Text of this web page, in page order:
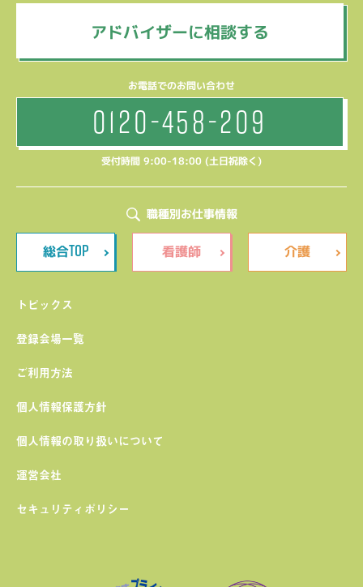
アドバイザーに相談する
お電話でのお問い合わせ
0120-458-209
受付時間 9:00-18:00 (土日祝除く)
職種別お仕事情報
総合TOP 看護師 介護
トピックス
登録会場一覧
ご利用方法
個人情報保護方針
個人情報の取り扱いについて
運営会社
セキュリティポリシー